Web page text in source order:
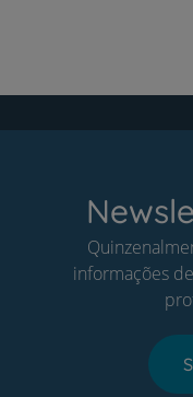
informações